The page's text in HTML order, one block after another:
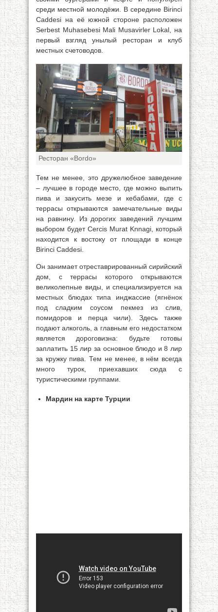
среди местной молодёжи. В середине Birinci
Caddesi на её южной стороне расположен
Serbest Muhasebesi Mali Musavirler Lokal, на
первый взгляд унылый ресторан и клуб
местных счетоводов.
Ресторан «Bordo»
Тем не менее, это дружелюбное заведение
– лучшее в городе место, где можно выпить
пива и закусить мезе и кебабами, где с
террасы открываются замечательные виды
на равнину. Из дорогих заведений лучшим
выбором будет Cercis Murat Knnagi, который
находится к востоку от площади в конце
Birinci Caddesi.
Он занимает отреставрированный сирийский
дом, с террасы которого открываются
великолепные виды, и специализируется на
местных блюдах типа инджассие (ягнёнок
под сладким соусом пекмез из слив,
помидоров и перца чили). Здесь также
подают алкоголь, а главным его недостатком
является дороговизна: будьте готовы
заплатить 15 лир за основное блюдо и 8 лир
за кружку пива. Тем не менее, в нём всегда
много турок, приехавших сюда с
туристическими группами.
Мардин на карте Турции